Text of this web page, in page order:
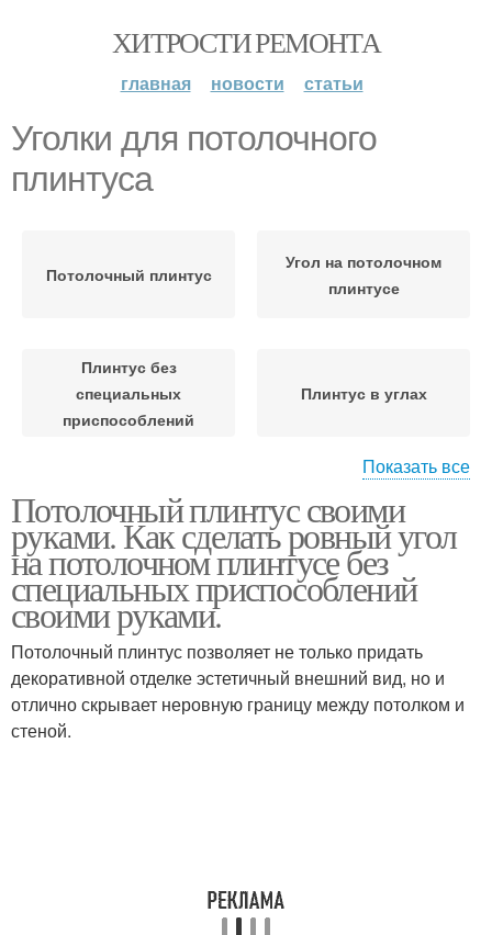
ХИТРОСТИ РЕМОНТА
главная новости статьи
Уголки для потолочного
плинтуса
Потолочный плинтус
Угол на потолочном
плинтусе
Плинтус без
специальных
приспособлений
Плинтус в углах
Плинтусы на потолок Потолочный пенопласт
Пластиковый плинтус
потолку
Показать все
Потолочный плинтус своими
руками. Как сделать ровный угол
на потолочном плинтусе без
специальных приспособлений
своими руками.
Потолочный плинтус позволяет не только придать
декоративной отделке эстетичный внешний вид, но и
отлично скрывает неровную границу между потолком и
стеной.